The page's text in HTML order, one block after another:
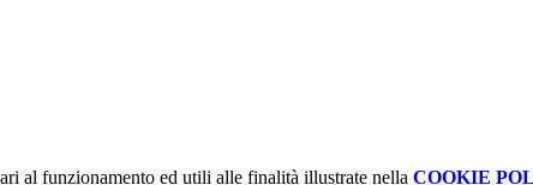
al funzionamento ed utili alle finalità illustrate nella COOKIE